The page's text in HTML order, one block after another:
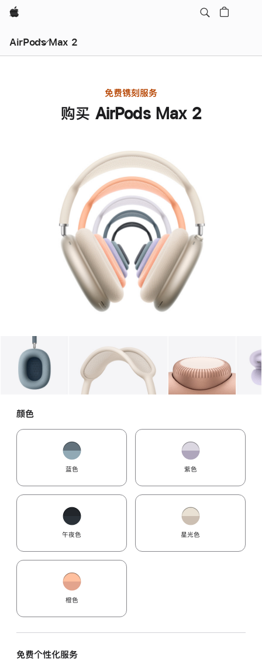
Apple
AirPods Max 2
免费镌刻服务
购买 AirPods Max 2
图库 1 图库 图像 图库 图像
颜色
蓝色 紫色
午夜色 星光色
橙色
免费个性化服务